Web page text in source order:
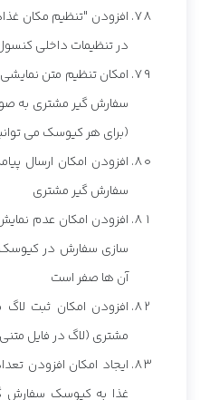
افزودن "تنظیم مکان
در تنظیمات داخلی
امکان تنظیم متن
سفارش گیر مشتری به
(برای هر کیوسک می
افزودن امکان ارسال
سفارش گیر مشتری
افزودن امکان عدم
سازی سفارش در کیوسک
آن ها صفر است
افزودن امکان ثبت
مشتری (لاگ در فایل
ایجاد امکان افزودن
غذا به کیوسک سفارش